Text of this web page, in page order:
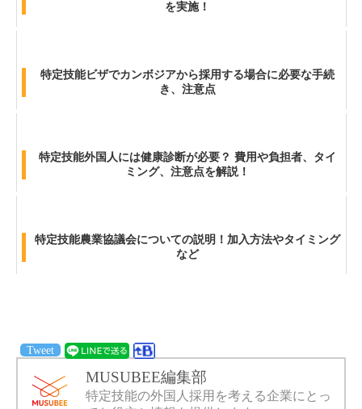
を実施！
特定技能ビザでカンボジアから採用する場合に必要な手続
き、注意点
特定技能外国人には健康診断が必要？ 費用や負担者、タイ
ミング、注意点を解説！
特定技能農業協議会についての説明！加入方法やタイミング
など
Tweet
MUSUBEE編集部
特定技能の外国人採用を考える企業にとっ